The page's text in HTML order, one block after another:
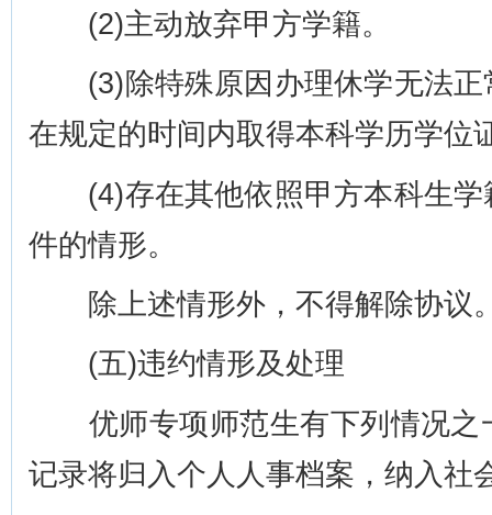
(2)主动放弃甲方学籍。
(3)除特殊原因办理休学无法正
在规定的时间内取得本科学历学位
(4)存在其他依照甲方本科生学
件的情形。
除上述情形外，不得解除协议
(五)违约情形及处理
优师专项师范生有下列情况之
记录将归入个人人事档案，纳入社